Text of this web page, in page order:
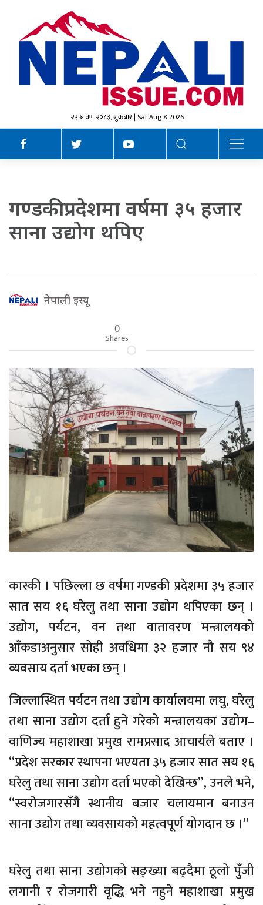
२२ श्रावण २०८३, शुक्रबार | Sat Aug 8 2026
गण्डकी प्रदेशमा वर्षमा ३५ हजार
साना उद्योग थपिए
नेपाली इस्यू
0
Shares
कास्की । पछिल्ला छ वर्षमा गण्डकी प्रदेशमा ३५ हजार
सात सय १६ घरेलु तथा साना उद्योग थपिएका छन् ।
उद्योग, पर्यटन, वन तथा वातावरण मन्त्रालयको
आँकडाअनुसार सोही अवधिमा ३२ हजार नौ सय ९४
व्यवसाय दर्ता भएका छन् ।
जिल्लास्थित पर्यटन तथा उद्योग कार्यालयमा लघु, घरेलु
तथा साना उद्योग दर्ता हुने गरेको मन्त्रालयका उद्योग–
वाणिज्य महाशाखा प्रमुख रामप्रसाद आचार्यले बताए ।
“प्रदेश सरकार स्थापना भएयता ३५ हजार सात सय १६
घरेलु तथा साना उद्योग दर्ता भएको देखिन्छ”, उनले भने,
“स्वरोजगारसँगै स्थानीय बजार चलायमान बनाउन
साना उद्योग तथा व्यवसायको महत्वपूर्ण योगदान छ ।”
घरेलु तथा साना उद्योगको सङ्ख्या बढ्दैमा ठूलो पुँजी
लगानी र रोजगारी वृद्धि भने नहुने महाशाखा प्रमुख